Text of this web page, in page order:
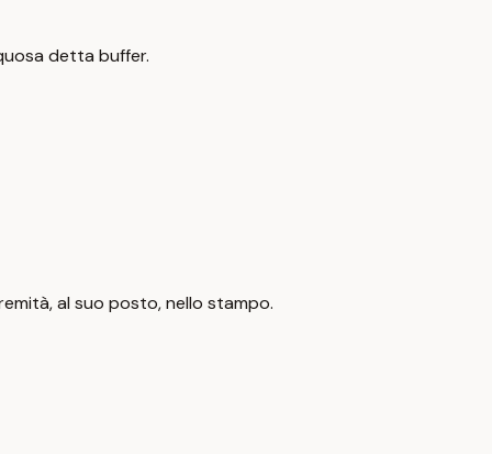
detta buffer.
al suo posto, nello stampo.